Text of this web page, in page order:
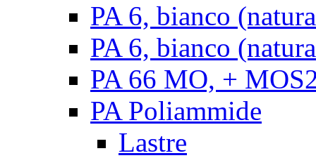
PA 6, bianco
PA 6, bianco
PA 66 MO, +
PA Poliammide
Lastre